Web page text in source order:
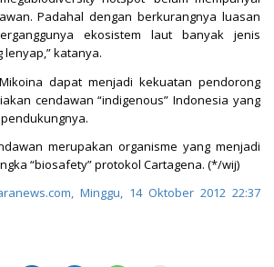
Padahal dengan berkurangnya luasan
ekosistem laut banyak jenis
katanya.
dapat menjadi kekuatan pendorong
cendawan “indigenous” Indonesia yang
merupakan organisme yang menjadi
“biosafety” protokol Cartagena. (*/wij)
Minggu, 14 Oktober 2012 22:37